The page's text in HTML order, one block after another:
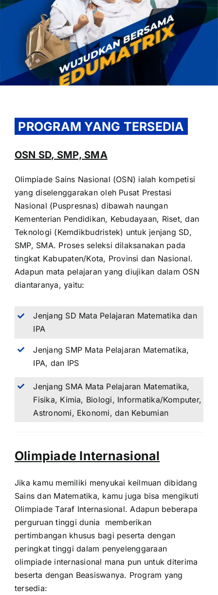
OUR PROGRAM
REGISTRATION
CONTACT US
PROGRAM YANG TERSEDIA
OSN SD, SMP, SMA
Olimpiade Sains Nasional (OSN) ialah kompetisi
yang diselenggarakan oleh Pusat Prestasi
Nasional (Puspresnas) dibawah naungan
Kementerian Pendidikan, Kebudayaan, Riset, dan
Teknologi (Kemdikbudristek) untuk jenjang SD,
SMP, SMA. Proses seleksi dilaksanakan pada
tingkat Kabupaten/Kota, Provinsi dan Nasional.
Adapun mata pelajaran yang diujikan dalam OSN
diantaranya, yaitu:
Jenjang SD Mata Pelajaran Matematika dan
IPA
Jenjang SMP Mata Pelajaran Matematika,
IPA, dan IPS
Jenjang SMA Mata Pelajaran Matematika,
Fisika, Kimia, Biologi, Informatika/Komputer,
Astronomi, Ekonomi, dan Kebumian
Olimpiade Internasional
Jika kamu memiliki menyukai keilmuan dibidang
Sains dan Matematika, kamu juga bisa mengikuti
Olimpiade Taraf Internasional. Adapun beberapa
perguruan tinggi dunia memberikan
pertimbangan khusus bagi peserta dengan
peringkat tinggi dalam penyelenggaraan
olimpiade internasional mana pun untuk diterima
beserta dengan Beasiswanya. Program yang
tersedia: